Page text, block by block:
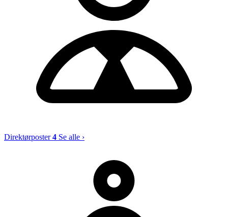
Direktørposter4 Se alle ›